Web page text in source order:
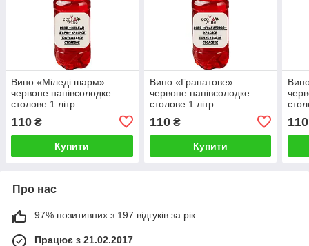
Вино «Міледі шарм»
червоне напівсолодке
столове 1 літр
110 ₴
Купити
Вино «Гранатове»
червоне напівсолодке
столове 1 літр
110₴
Купити
110
Про нас
97% позитивних з 197 відгуків за рік
Працює з 21.02.2017